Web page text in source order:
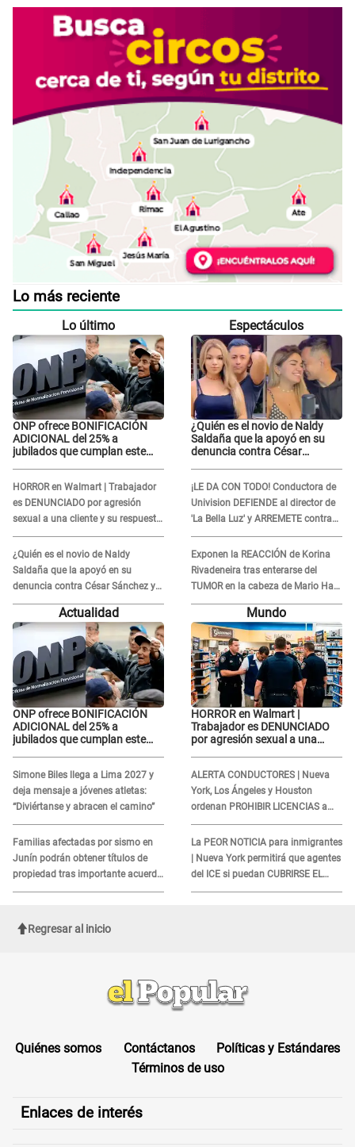
Lo más reciente
Lo último
ONP ofrece BONIFICACIÓN
ADICIONAL del 25% a
jubilados que cumplan este
HORROR en Walmart | Trabajador
es DENUNCIADO por agresión
sexual a una cliente y su respuesta
INDIGNÓ A TODOS
¿Quién es el novio de Naldy
Saldaña que la apoyó en su
denuncia contra César Sánchez y
confrontó al dueño de 'La Bella
Espectáculos
¿Quién es el novio de Naldy
Saldaña que la apoyó en su
denuncia contra César
¡LE DA CON TODO! Conductora de
Univision DEFIENDE al director de
'La Bella Luz' y ARREMETE contra
Naldy Saldaña: “Muchas
amantes...”
Exponen la REACCIÓN de Korina
Rivadeneira tras enterarse del
TUMOR en la cabeza de Mario Hart:
"Ella estaba muy..."
Actualidad
ONP ofrece BONIFICACIÓN
ADICIONAL del 25% a
jubilados que cumplan este
Simone Biles llega a Lima 2027 y
deja mensaje a jóvenes atletas:
“Diviértanse y abracen el camino”
Familias afectadas por sismo en
Junín podrán obtener títulos de
propiedad tras importante acuerdo
de Cofopri
Mundo
HORROR en Walmart |
Trabajador es DENUNCIADO
por agresión sexual a una
ALERTA CONDUCTORES | Nueva
York, Los Ángeles y Houston
ordenan PROHIBIR LICENCIAS a
quienes no presenten ESTE
DOCUMENTO
La PEOR NOTICIA para inmigrantes
| Nueva York permitirá que agentes
del ICE si puedan CUBRIRSE EL
ROSTRO
Regresar al inicio
Quiénes somos Contáctanos
Políticas y Estándares
Términos de uso
Enlaces de interés